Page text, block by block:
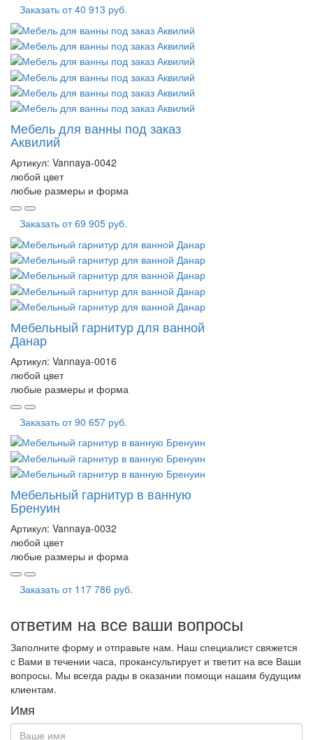
Заказать от40 913 руб.
Мебель для ванны под заказ
Аквилий
Артикул: Vannaya-0042
любой цвет
любые размеры и форма
Заказать от69 905 руб.
Мебельный гарнитур для ванной
Данар
Артикул: Vannaya-0016
любой цвет
любые размеры и форма
Заказать от90 657 руб.
Мебельный гарнитур в ванную
Бренуин
Артикул: Vannaya-0032
любой цвет
любые размеры и форма
Заказать от 117 786 руб.
ответим на все ваши вопросы
Заполните форму и отправьте нам. Наш специалист свяжется
с Вами в течении часа, прокансультирует и тветит на все Ваши
вопросы. Мы всегда рады в оказании помощи нашим будущим
клиентам.
Имя